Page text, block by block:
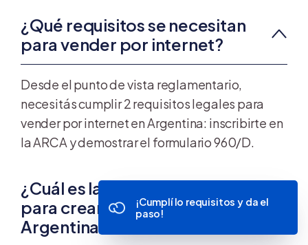
¿Qué requisitos se necesitan
para vender por internet?
Desde el punto de vista reglamentario,
necesitás cumplir 2 requisitos legales para
vender por internet en Argentina: inscribirte en
la ARCA y demostrar el formulario 960/D.
¿Cuál es la mejor plataforma
para crear una tienda online en
Argentina?
¡Cumplí lo requisitos y da el
paso!